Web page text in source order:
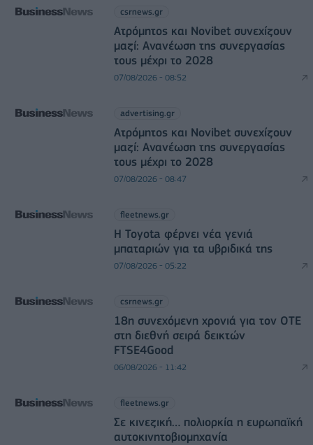
csrnews.gr
Ατρόμητος και Novibet συνεχίζουν
μαζί: Ανανέωση της συνεργασίας
τους μέχρι το 2028
07/08/2026 - 08:52
advertising.gr
Ατρόμητος και Novibet συνεχίζουν
μαζί: Ανανέωση της συνεργασίας
τους μέχρι το 2028
07/08/2026 - 08:47
fleetnews.gr
Η Toyota φέρνει νέα γενιά
μπαταριών για τα υβριδικά της
07/08/2026 - 05:22
csrnews.gr
18η συνεχόμενη χρονιά για τον ΟΤΕ
στη διεθνή σειρά δεικτών
FTSE4Good
06/08/2026 - 11:42
fleetnews.gr
Σε κινεζική… πολιορκία η ευρωπαϊκή
αυτοκινητοβιομηχανία